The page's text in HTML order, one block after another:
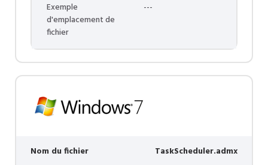
Exemple
d'emplacement de
fichier
---
Nom du fichier TaskScheduler.admx